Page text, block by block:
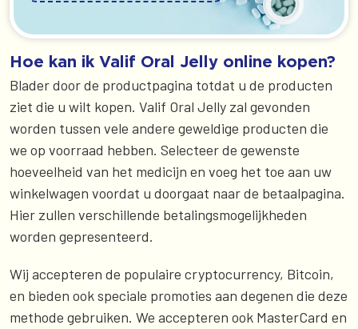
Hoe kan ik Valif Oral Jelly online kopen?
Blader door de productpagina totdat u de producten
ziet die u wilt kopen. Valif Oral Jelly zal gevonden
worden tussen vele andere geweldige producten die
we op voorraad hebben. Selecteer de gewenste
hoeveelheid van het medicijn en voeg het toe aan uw
winkelwagen voordat u doorgaat naar de betaalpagina.
Hier zullen verschillende betalingsmogelijkheden
worden gepresenteerd.
Wij accepteren de populaire cryptocurrency, Bitcoin,
en bieden ook speciale promoties aan degenen die deze
methode gebruiken. We accepteren ook MasterCard en